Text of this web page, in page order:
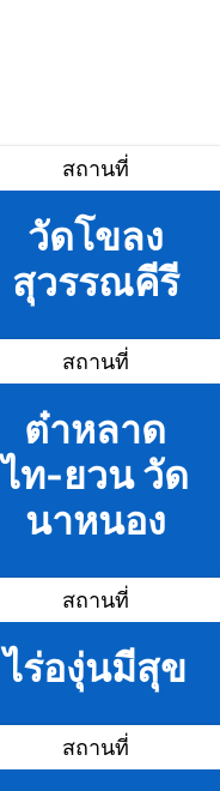
สถานที่
วัดโขลง
สุวรรณคีรี
สถานที่
ต๋าหลาด
ไท-ยวน วัด
นาหนอง
สถานที่
ไร่องุ่นมีสุข
สถานที่